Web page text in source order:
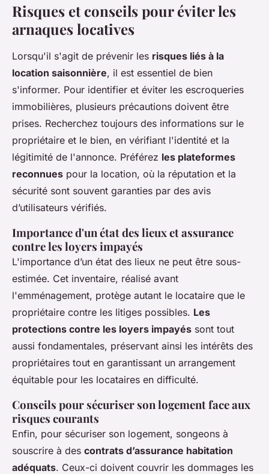
Risques et conseils pour éviter les
arnaques locatives
Lorsqu'il s'agit de prévenir les risques liés à la
location saisonnière, il est essentiel de bien
s'informer. Pour identifier et éviter les escroqueries
immobilières, plusieurs précautions doivent être
prises. Recherchez toujours des informations sur le
propriétaire et le bien, en vérifiant l'identité et la
légitimité de l'annonce. Préférez les plateformes
reconnues pour la location, où la réputation et la
sécurité sont souvent garanties par des avis
d’utilisateurs vérifiés.
Importance d'un état des lieux et assurance
contre les loyers impayés
L'importance d’un état des lieux ne peut être sous-
estimée. Cet inventaire, réalisé avant
l'emménagement, protège autant le locataire que le
propriétaire contre les litiges possibles. Les
protections contre les loyers impayés sont tout
aussi fondamentales, préservant ainsi les intérêts des
propriétaires tout en garantissant un arrangement
équitable pour les locataires en difficulté.
Conseils pour sécuriser son logement face aux
risques courants
Enfin, pour sécuriser son logement, songeons à
souscrire à des contrats d’assurance habitation
adéquats. Ceux-ci doivent couvrir les dommages les